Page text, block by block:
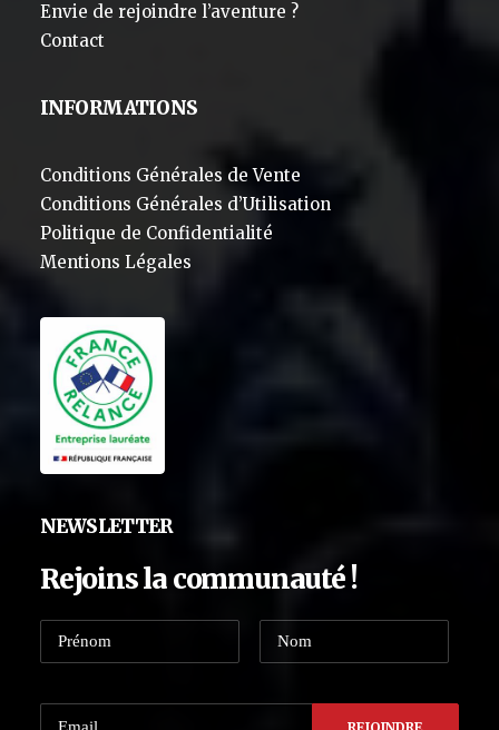
Envie de rejoindre l’aventure ?
Contact
INFORMATIONS
Conditions Générales de Vente
Conditions Générales d’Utilisation
Politique de Confidentialité
Mentions Légales
NEWSLETTER
Rejoins la communauté !